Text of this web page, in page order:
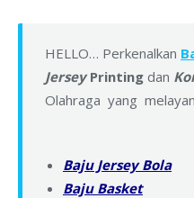
HELLO… Perkenalkan
JerseyPrinting dan
Olahraga yang
Baju Jersey Bola
Baju Basket